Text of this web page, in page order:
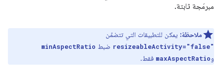
مبرمَجة ثابتة.
ملاحظة: يمكن للتطبيقات التي تتضمّن
resizeableActivity="false" ضبط minAspectRatio
وmaxAspectRatio فقط.